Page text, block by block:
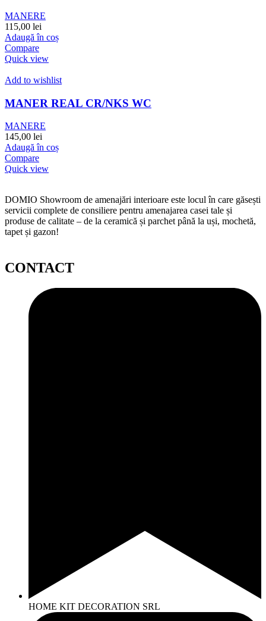
MANERE
115,00 lei
Adaugă în coș
Compare
Quick view
Add to wishlist
MANER REAL CR/NKS WC
MANERE
145,00 lei
Adaugă în coș
Compare
Quick view
DOMIO Showroom de amenajări interioare este locul în care găsești
servicii complete de consiliere pentru amenajarea casei tale și
produse de calitate – de la ceramică și parchet până la uși, mochetă,
tapet și gazon!
CONTACT
HOME KIT DECORATION SRL